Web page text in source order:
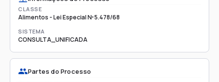
CLASSE
Alimentos - Lei Especial Nº 5.478/68
SISTEMA
CONSULTA_UNIFICADA
Partes do Processo